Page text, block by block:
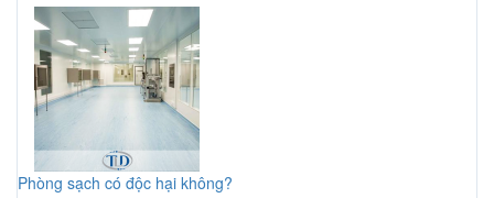
Phòng sạch có độc hại không?